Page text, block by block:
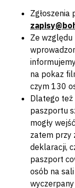
Zgłoszenia
Ze
na pokaz
czym 130
Dlatego też
paszportu
mogły
zatem przy
deklaracji,
paszport
osób na